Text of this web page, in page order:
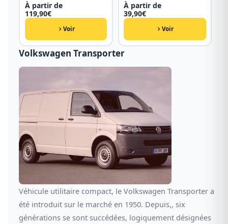
À partir de
119,90€
Voir
À partir de
39,90€
Voir
Volkswagen Transporter
Véhicule utilitaire compact, le Volkswagen Transporter a
été introduit sur le marché en 1950. Depuis,, six
générations se sont succédées, logiquement désignées